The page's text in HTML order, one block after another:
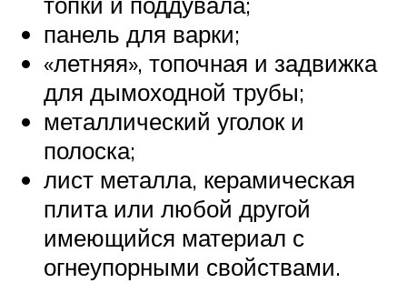
панель для варки;
«летняя», топочная и задвижка
для дымоходной трубы;
металлический уголок и
полоска;
лист металла, керамическая
плита или любой другой
имеющийся материал с
огнеупорными свойствами.